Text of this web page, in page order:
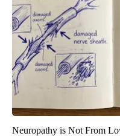
Neuropathy is Not From